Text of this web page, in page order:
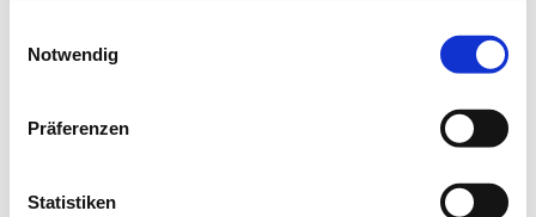
Notwendig
Präferenzen
Statistiken